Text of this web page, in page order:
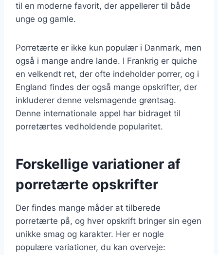
til en moderne favorit, der appellerer til både
unge og gamle.
Porretærte er ikke kun populær i Danmark, men
også i mange andre lande. I Frankrig er quiche
en velkendt ret, der ofte indeholder porrer, og i
England findes der også mange opskrifter, der
inkluderer denne velsmagende grøntsag.
Denne internationale appel har bidraget til
porretærtes vedholdende popularitet.
Forskellige variationer af
porretærte opskrifter
Der findes mange måder at tilberede
porretærte på, og hver opskrift bringer sin egen
unikke smag og karakter. Her er nogle
populære variationer, du kan overveje: